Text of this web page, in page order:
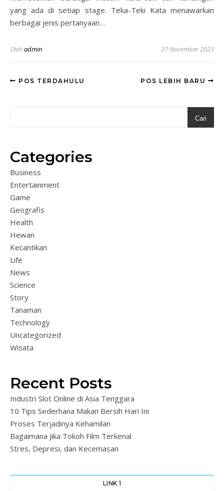
yang ada di setiap stage. Teka-Teki Kata menawarkan
berbagai jenis pertanyaan…
Olehadmin 27 November 2023
POS TERDAHULU POS LEBIH BARU
Cari
Categories
Business
Entertainment
Game
Geografis
Health
Hewan
Kecantikan
Life
News
Science
Story
Tanaman
Technology
Uncategorized
Wisata
Recent Posts
Industri Slot Online di Asia Tenggara
10 Tips Sederhana Makan Bersih Hari Ini
Proses Terjadinya Kehamilan
Bagaimana Jika Tokoh Film Terkenal
Stres, Depresi, dan Kecemasan
LINK 1